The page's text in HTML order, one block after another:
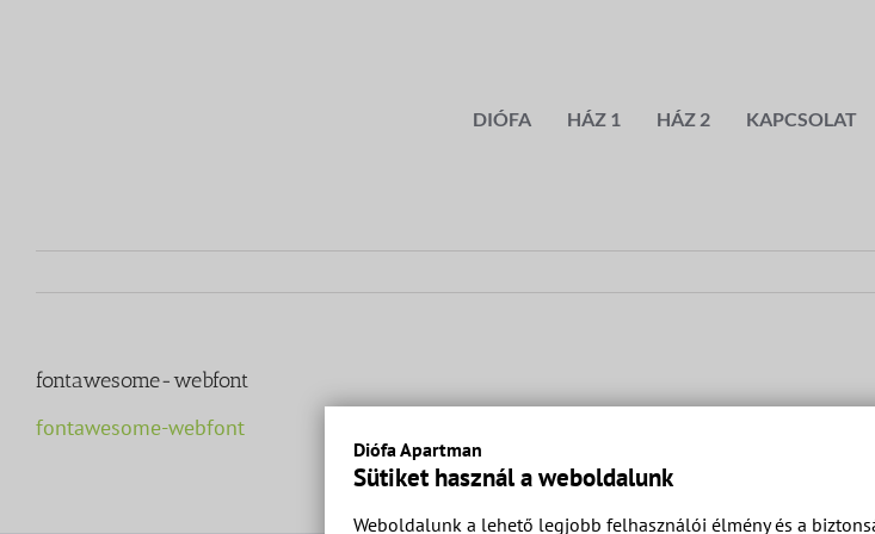
Diófa Apartman
Sütiket használ a weboldalunk
Weboldalunk a lehető legjobb felhasználói élmény és a
DIÓFA HÁZ 1 HÁZ 2 KAPCSOLAT
fontawesome-webfont
fontawesome-webfont